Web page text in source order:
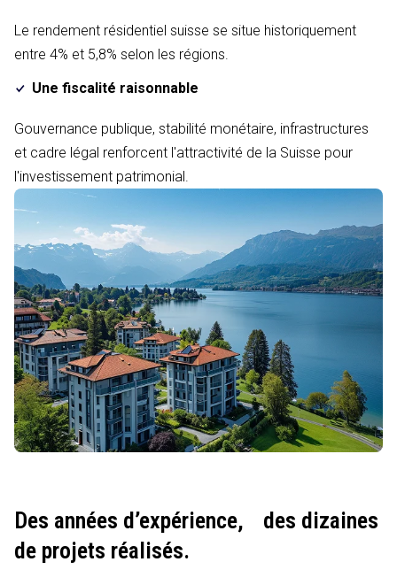
Le rendement résidentiel suisse se situe historiquement
entre 4% et 5,8% selon les régions.
Une fiscalité raisonnable
Gouvernance publique, stabilité monétaire, infrastructures
et cadre légal renforcent l'attractivité de la Suisse pour
l'investissement patrimonial.
Des années d’expérience,
des dizaines
de projets réalisés.